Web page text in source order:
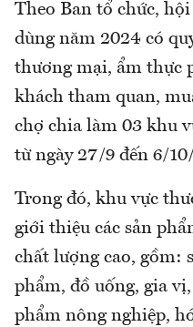
Theo Ban tổ chức,
dùng năm 2024 có
thương mại, ẩm thực
khách tham quan,
chợ chia làm 03 khu
từ ngày 27/9 đến 6/
Trong đó, khu vực
giới thiệu các sản
chất lượng cao, gồm:
phẩm, đồ uống, gia
phẩm nông nghiệp,